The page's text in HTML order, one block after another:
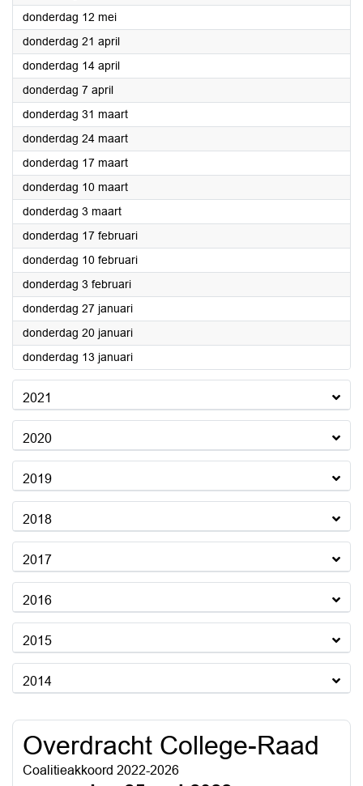
donderdag 12 mei2022
donderdag 21 april2022
donderdag 14 april2022
donderdag 7 april2022
donderdag 31 maart2022
donderdag 24 maart2022
donderdag 17 maart2022
donderdag 10 maart2022
donderdag 3 maart2022
donderdag 17 februari2022
donderdag 10 februari2022
donderdag 3 februari2022
donderdag 27 januari2022
donderdag 20 januari2022
donderdag 13 januari2022
2021
2020
2019
2018
2017
2016
2015
2014
Overdracht College-Raad
Coalitieakkoord 2022-2026